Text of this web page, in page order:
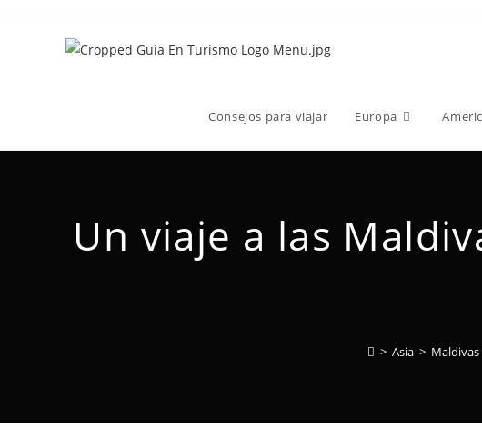
Consejos para viajar Europa
Un viaje a las
> Asia > Maldivas